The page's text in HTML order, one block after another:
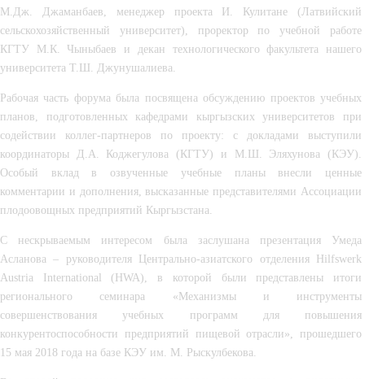
М.Дж. Джаманбаев, менеджер проекта И. Кулитане (Латвийский
сельскохозяйственный университет), проректор по учебной работе
КГТУ М.К. Чыныбаев и декан технологического факультета нашего
университета Т.Ш. Джунушалиева.
Рабочая часть форума была посвящена обсуждению проектов учебных
планов, подготовленных кафедрами кыргызских университетов при
содействии коллег-партнеров по проекту: с докладами выступили
координаторы Д.А. Коджегулова (КГТУ) и М.Ш. Эляхунова (КЭУ).
Особый вклад в озвученные учебные планы внесли ценные
комментарии и дополнения, высказанные представителями Ассоциации
плодоовощных предприятий Кыргызстана.
С нескрываемым интересом была заслушана презентация Умеда
Асланова – руководителя Центрально-азиатского отделения Hilfswerk
Austria International (HWA), в которой были представлены итоги
регионального семинара «Механизмы и инструменты
совершенствования учебных программ для повышения
конкурентоспособности предприятий пищевой отрасли», прошедшего
15 мая 2018 года на базе КЭУ им. М. Рыскулбекова.